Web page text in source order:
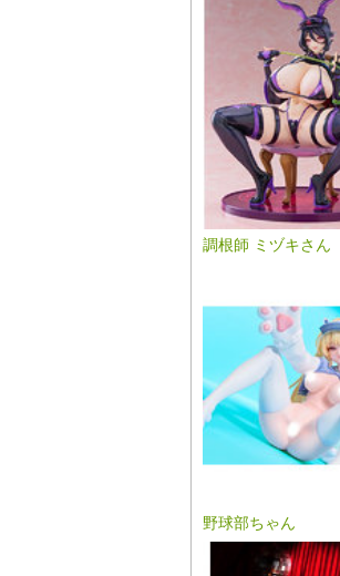
調根師 ミヅキさん
野球部ちゃん